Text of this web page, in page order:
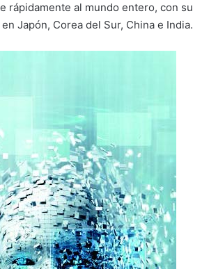
rápidamente al mundo entero, con su
Japón, Corea del Sur, China e India.